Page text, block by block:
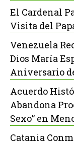
El Cardenal
Visita del
Venezuela
Dios María
Aniversario
Acuerdo
Abandona
Sexo” en
Catania